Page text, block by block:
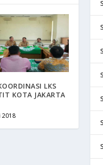
LKS
KOTA JAKARTA
2018